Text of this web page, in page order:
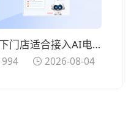
线下门店适合接入AI电话系统吗？批量回访有效盘活存量客户资源
994 2026-08-04